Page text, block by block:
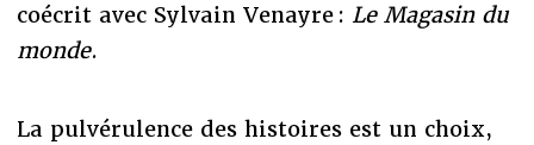
coécrit avec Sylvain Venayre : Le Magasin du
monde.
La pulvérulence des histoires est un choix,